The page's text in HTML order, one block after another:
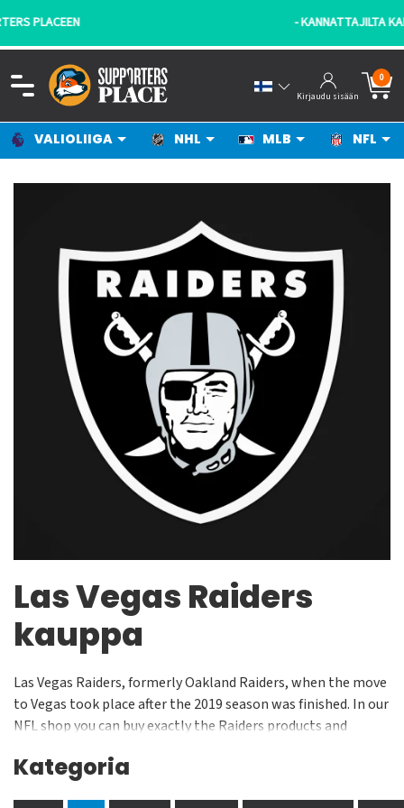
Kirjaudu sisään
0
VALIOLIIGA NHL MLB NFL
Las Vegas Raiders
kauppa
Las Vegas Raiders, formerly Oakland Raiders, when the move
to Vegas took place after the 2019 season was finished. In our
NFL shop you can buy exactly the Raiders products and
souvenirs. Always with high quality and at good prices makes
Kategoria